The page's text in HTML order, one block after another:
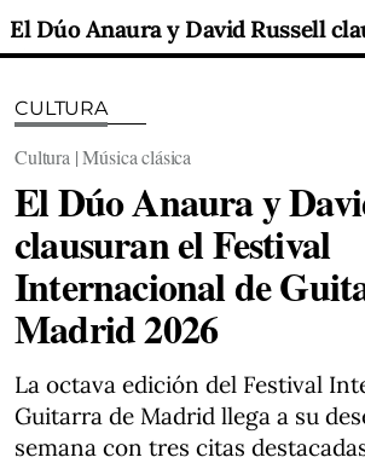
CULTURA
Cultura | Música clásica
El Dúo Anaura y
clausuran el Festival
Internacional de
Madrid 2026
La octava edición del Festival
Guitarra de Madrid llega a su
semana con tres citas